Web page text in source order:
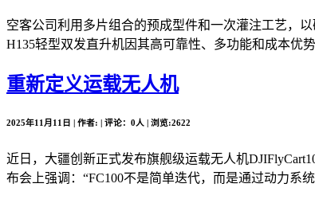
空客公司利用多片组合的预成型件和一次灌注工艺，
H135轻型双发直升机因其高可靠性、多功能和成本优
重新定义运载无人机
2025年11月11日 | 作者: | 评论：0人 | 浏览:2622
近日，大疆创新正式发布旗舰级运载无人机
布会上强调：“FC100不是简单迭代，而是通过动力系